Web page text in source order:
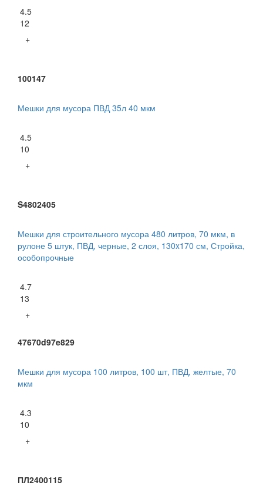
4.5
12
+
100147
Мешки для мусора ПВД 35л 40 мкм
4.5
10
+
S4802405
Мешки для строительного мусора 480 литров, 70 мкм, в
рулоне 5 штук, ПВД, черные, 2 слоя, 130x170 см, Стройка,
особопрочные
4.7
13
+
47670d97e829
Мешки для мусора 100 литров, 100 шт, ПВД, желтые, 70
мкм
4.3
10
+
ПЛ2400115